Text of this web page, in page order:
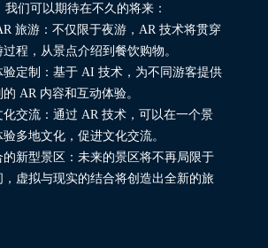
我们可以期待在不久的将来：
旅游：不仅限于夜游，AR 技术将贯穿
程，从景点介绍到餐饮购物。
验定制：基于 AI 技术，为不同游客提供
AR 内容和互动体验。
化交流：通过 AR 技术，可以在一个景
验多地文化，促进文化交流。
的新型景区：未来的景区将不再局限于
，虚拟与现实的结合将创造出全新的旅